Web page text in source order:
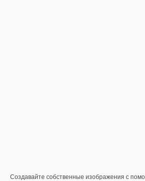
Создавайте собственные изображения с